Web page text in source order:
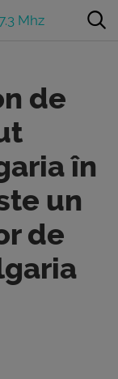
Mhz
de
în
un
de